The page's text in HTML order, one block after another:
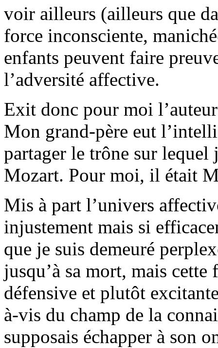
voir ailleurs (ailleurs que
force inconsciente,
enfants peuvent faire
l’adversité affective.
Exit donc pour moi
Mon grand-père eut
partager le trône sur lequel
Mozart. Pour moi, il était
Mis à part l’univers
injustement mais si
que je suis demeuré
jusqu’à sa mort, mais
défensive et plutôt
à-vis du champ de la
supposais échapper à son